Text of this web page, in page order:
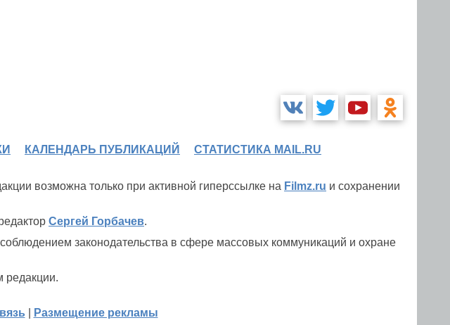
КАЛЕНДАРЬ ПУБЛИКАЦИЙ СТАТИСТИКА MAIL.RU
возможна только при активной гиперссылке на Filmz.ru и сохранении
Сергей Горбачев.
законодательства в сфере массовых коммуникаций и охране
редакции.
Размещение рекламы